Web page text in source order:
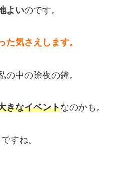
よいのです。
気さえします。
中の除夜の鐘。
きなイベントなのかも。
すね。